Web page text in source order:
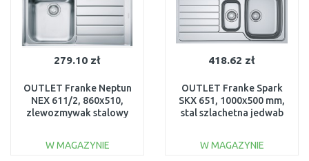
279.10 zł
OUTLET Franke Neptun
NEX 611/2, 860x510,
zlewozmywak stalowy
W MAGAZYNIE
418.62 zł
OUTLET Franke Spark
SKX 651, 1000x500 mm,
stal szlachetna jedwab
W MAGAZYNIE